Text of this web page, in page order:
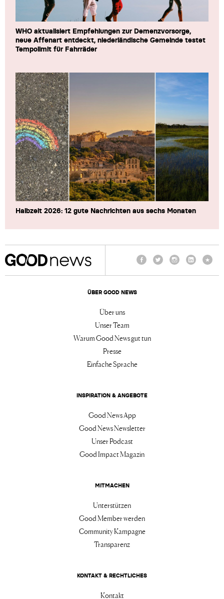
WHO aktualisiert Empfehlungen zur Demenzvorsorge,
neue Affenart entdeckt, niederländische Gemeinde testet
Tempolimit für Fahrräder
Halbzeit 2026: 12 gute Nachrichten aus sechs Monaten
ÜBER GOOD NEWS
Über uns
Unser Team
Warum Good News gut tun
Presse
Einfache Sprache
INSPIRATION & ANGEBOTE
Good News App
Good News Newsletter
Unser Podcast
Good Impact Magazin
MITMACHEN
Unterstützen
Good Member werden
Community Kampagne
Transparenz
KONTAKT & RECHTLICHES
Kontakt